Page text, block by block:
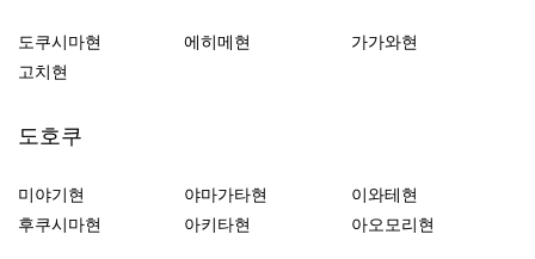
도쿠시마현 에히메현
가가와현
고치현
도호쿠
미야기현 야마가타현
이와테현
후쿠시마현
아키타현 아오모리현